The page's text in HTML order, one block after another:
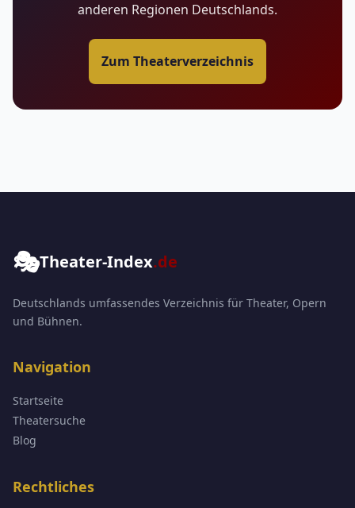
anderen Regionen Deutschlands.
Zum Theaterverzeichnis
🎭Theater-Index.de
Deutschlands umfassendes Verzeichnis für Theater, Opern
und Bühnen.
Navigation
Startseite
Theatersuche
Blog
Rechtliches